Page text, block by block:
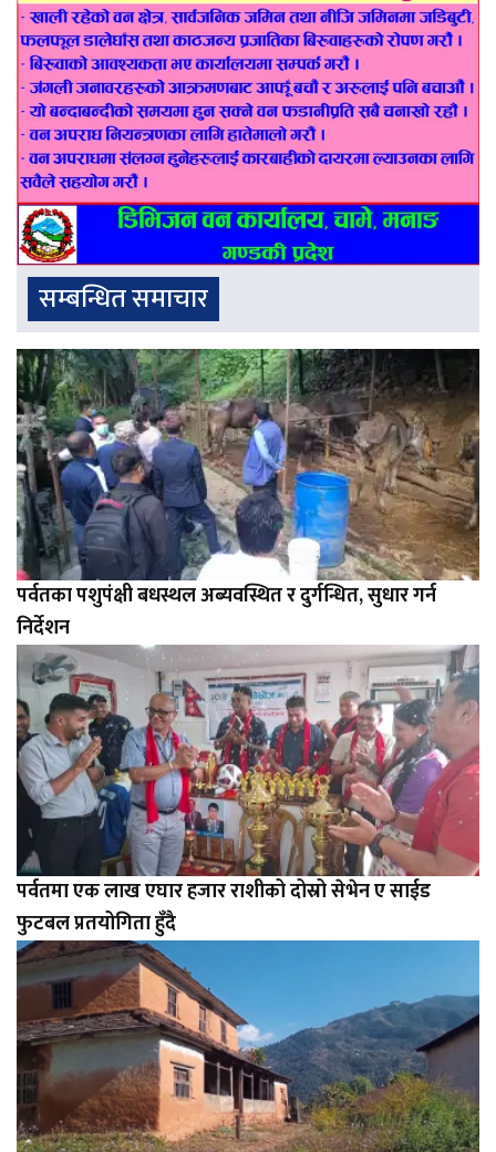
सम्बन्धित समाचार
पर्वतका पशुपंक्षी बधस्थल अब्यवस्थित र दुर्गन्धित, सुधार गर्न
निर्देशन
पर्वतमा एक लाख एघार हजार राशीको दोस्रो सेभेन ए साईड
फुटबल प्रतयोगिता हुँदै